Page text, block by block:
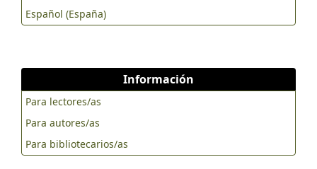
Español (España)
Información
Para lectores/as
Para autores/as
Para bibliotecarios/as